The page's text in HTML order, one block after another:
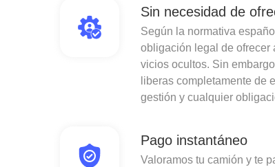
Sin necesidad de
Según la normativa
obligación legal de ofrecer
vicios ocultos. Sin
liberas completamente de
gestión y cualquier
Pago instantáneo
Valoramos tu camión y te